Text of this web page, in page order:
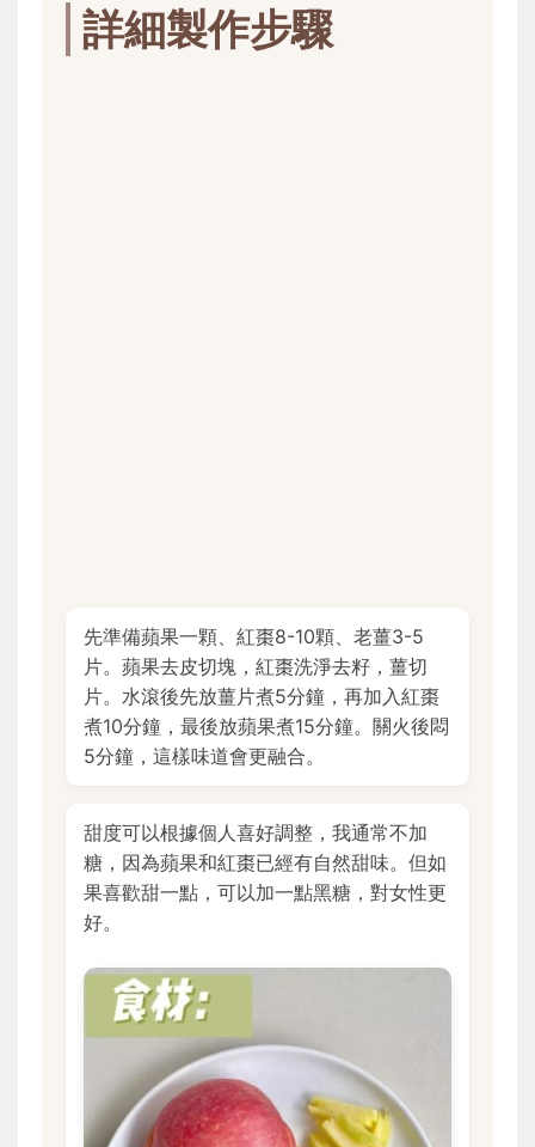
詳細製作步驟
先準備蘋果一顆、紅棗8-10顆、老薑3-5
片。蘋果去皮切塊，紅棗洗淨去籽，薑切
片。水滾後先放薑片煮5分鐘，再加入紅棗
煮10分鐘，最後放蘋果煮15分鐘。關火後悶
5分鐘，這樣味道會更融合。
甜度可以根據個人喜好調整，我通常不加
糖，因為蘋果和紅棗已經有自然甜味。但如
果喜歡甜一點，可以加一點黑糖，對女性更
好。